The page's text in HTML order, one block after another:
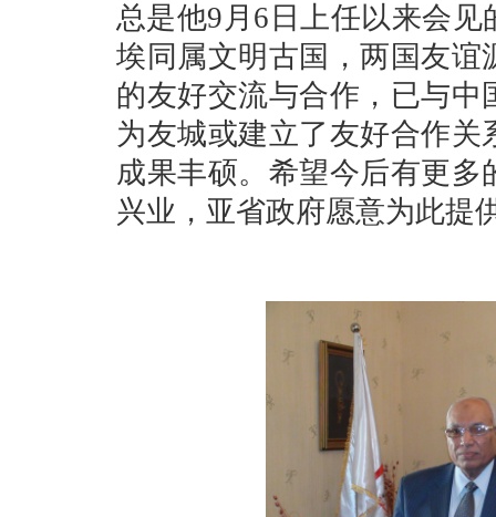
总是他9 月 6 日上任以来会见
埃同属文明古国，两国友
的友好交流与合作，已与
为友城或建立了友好合作
成果丰硕。希望今后有更
兴业，亚省政府愿意为此提